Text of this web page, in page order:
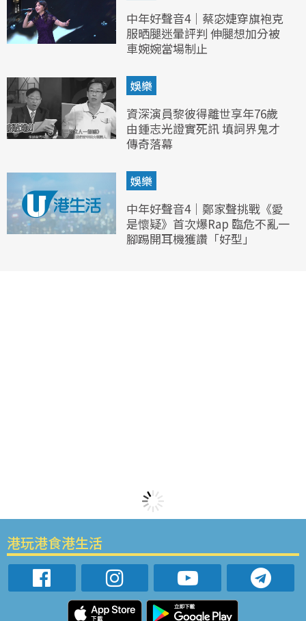
中年好聲音4｜蔡宓婕穿旗袍克
服晒腿迷暈評判 伸腿想加分被
車婉婉當場制止
娛樂
資深演員黎彼得離世享年76歲
由鍾志光證實死訊 填詞界鬼才
傳奇落幕
娛樂
中年好聲音4｜鄭家聲挑戰《愛
是懷疑》首次爆Rap 臨危不亂一
腳踢開耳機獲讚「好型」
港玩港食港生活